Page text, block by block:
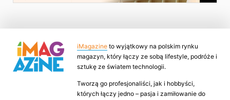
iMagazine to wyjątkowy na polskim rynku
magazyn, który łączy ze sobą lifestyle, podróże i
sztukę ze światem technologii.
Tworzą go profesjonaliści, jak i hobbyści,
których łączy jedno – pasja i zamiłowanie do